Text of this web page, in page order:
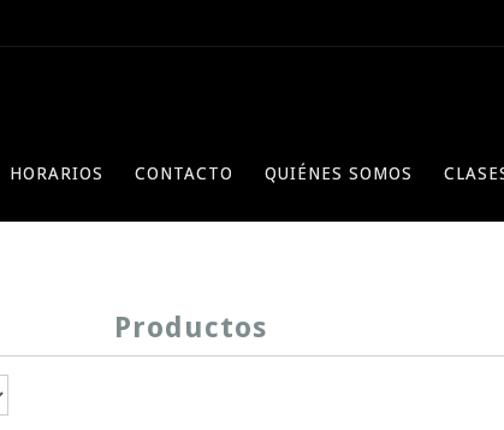
HORARIOS CONTACTO QUIÉNES SOMOS
Productos